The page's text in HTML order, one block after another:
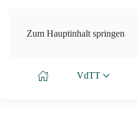
Zum Hauptinhalt springen
VdTT